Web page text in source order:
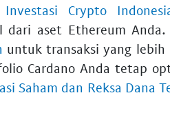
Crypto
dari aset Ethereum
untuk transaksi yang
Cardano Anda tetap
Saham dan Reksa Dana